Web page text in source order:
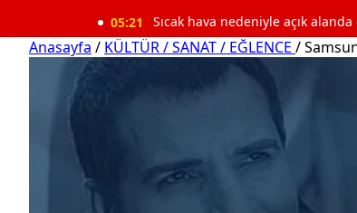
Sıcak hava nedeniyle açık alanda çalışmaya
Anasayfa / KÜLTÜR / SANAT / EĞLENCE /